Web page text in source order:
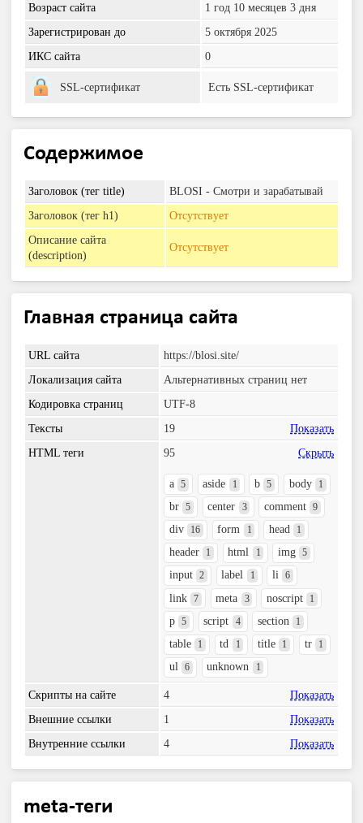
Возраст сайта
1 год 10 месяцев 3 дня
Зарегистрирован до
5 октября 2025
ИКС сайта
0
SSL-сертификат Есть SSL-сертификат
Содержимое
Заголовок (тег title)
BLOSI - Смотри и зарабатывай
Заголовок (тег h1)
Отсутствует
Описание сайта
(description)
Отсутствует
Главная страница сайта
URL сайта
https://blosi.site/
Локализация сайта
Альтернативных страниц нет
Кодировка страниц
UTF-8
Тексты
19
Показать
HTML теги
95 Скрыть
a 5 aside 1 b 5 body 1
br 5 center 3 comment 9
div 16 form 1 head 1
header 1 html 1 img 5
input 2 label 1 li 6
link 7 meta 3 noscript 1
p 5 script 4 section 1
table 1 td 1 title 1 tr 1
ul 6 unknown 1
Скрипты на сайте 4
Показать
Внешние ссылки
1
Показать
Внутренние ссылки
4 Показать
meta-теги